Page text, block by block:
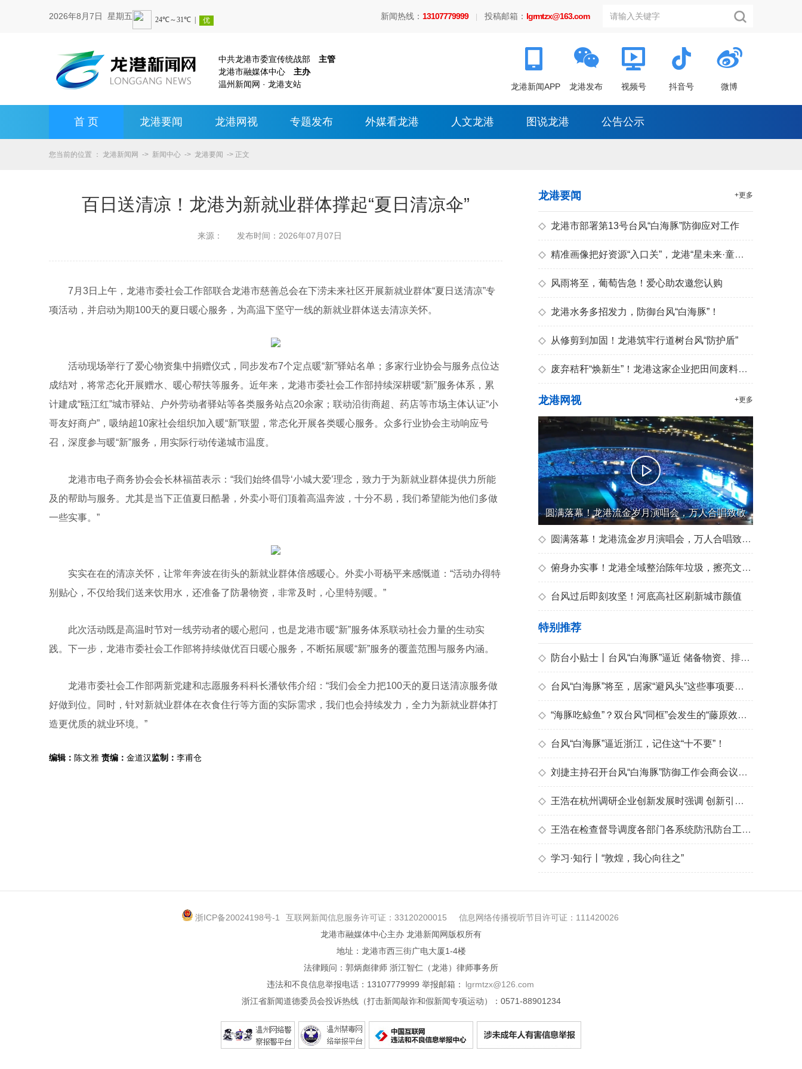
2026年8月7日 星期五 新闻热线： 13107779999 投稿邮箱： lgrmtzx@163.com
中共龙港市委宣传统战部 主管
龙港市融媒体中心 主办
温州新闻网 · 龙港支站
龙港新闻APP 龙港发布 视频号 抖音号 微博
首 页 龙港要闻 龙港网视 专题发布 外媒看龙港 人文龙港 图说龙港 公告公示
您当前的位置 ： 龙港新闻网 -> 新闻中心 -> 龙港要闻 -> 正文
百日送清凉！龙港为新就业群体撑起“夏日清凉伞”
来源： 发布时间： 2026年07月07日
7月3日上午，龙港市委社会工作部联合龙港市慈善总会在下涝未来社区开展新就业群体“夏日送清凉”专
项活动，并启动为期100天的夏日暖心服务，为高温下坚守一线的新就业群体送去清凉关怀。
活动现场举行了爱心物资集中捐赠仪式，同步发布7个定点暖“新”驿站名单；多家行业协会与服务点位达
成结对，将常态化开展赠水、暖心帮扶等服务。近年来，龙港市委社会工作部持续深耕暖“新”服务体系，累
计建成“瓯江红”城市驿站、户外劳动者驿站等各类服务站点20余家；联动沿街商超、药店等市场主体认证“小
哥友好商户”，吸纳超10家社会组织加入暖“新”联盟，常态化开展各类暖心服务。众多行业协会主动响应号
召，深度参与暖“新”服务，用实际行动传递城市温度。
龙港市电子商务协会会长林福苗表示：“我们始终倡导‘小城大爱’理念，致力于为新就业群体提供力所能
及的帮助与服务。尤其是当下正值夏日酷暑，外卖小哥们顶着高温奔波，十分不易，我们希望能为他们多做
一些实事。”
实实在在的清凉关怀，让常年奔波在街头的新就业群体倍感暖心。外卖小哥杨平来感慨道：“活动办得特
别贴心，不仅给我们送来饮用水，还准备了防暑物资，非常及时，心里特别暖。”
此次活动既是高温时节对一线劳动者的暖心慰问，也是龙港市暖“新”服务体系联动社会力量的生动实
践。下一步，龙港市委社会工作部将持续做优百日暖心服务，不断拓展暖“新”服务的覆盖范围与服务内涵。
龙港市委社会工作部两新党建和志愿服务科科长潘钦伟介绍：“我们会全力把100天的夏日送清凉服务做
好做到位。同时，针对新就业群体在衣食住行等方面的实际需求，我们也会持续发力，全力为新就业群体打
造更优质的就业环境。”
编辑： 陈文雅 责编： 金道汉监制： 李甫仓
+更多
龙港要闻
◇ 龙港市部署第13号台风“白海豚”防御应对工作
◇ 精准画像把好资源“入口关”，龙港“星未来·童心筑梦”暑期托管创作营点亮儿童素养之光
◇ 风雨将至，葡萄告急！爱心助农邀您认购
◇ 龙港水务多招发力，防御台风“白海豚”！
◇ 从修剪到加固！龙港筑牢行道树台风“防护盾”
◇ 废弃秸秆“焕新生”！龙港这家企业把田间废料变成优质有机肥
+更多
龙港网视
圆满落幕！龙港流金岁月演唱会，万人合唱致敬
青春
◇ 圆满落幕！龙港流金岁月演唱会，万人合唱致敬青春
◇ 俯身办实事！龙港全域整治陈年垃圾，擦亮文明底色
◇ 台风过后即刻攻坚！河底高社区刷新城市颜值
特别推荐
◇ 防台小贴士丨台风“白海豚”逼近 储备物资、排查隐患很关键
◇ 台风“白海豚”将至，居家“避风头”这些事项要注意
◇ “海豚吃鲸鱼”？双台风“同框”会发生的“藤原效应”来了解一下
◇ 台风“白海豚”逼近浙江，记住这“十不要”！
◇ 刘捷主持召开台风“白海豚”防御工作会商会议强调 坚决打赢防御台风“白海豚”攻坚仗
◇ 王浩在杭州调研企业创新发展时强调 创新引领 激发活力 加快实现高质量发展
◇ 王浩在检查督导调度各部门各系统防汛防台工作时强调 高度警觉 主动作为 落实落细防御台风“白海豚”各项工作
◇ 学习·知行丨“敦煌，我心向往之”
浙ICP备20024198号-1 互联网新闻信息服务许可证：33120200015
信息网络传播视听节目许可证：111420026
龙港市融媒体中心主办 龙港新闻网版权所有
地址：龙港市西三街广电大厦1-4楼
法律顾问：郭炳彪律师 浙江智仁（龙港）律师事务所
违法和不良信息举报电话：13107779999 举报邮箱：
lgrmtzx@126.com
浙江省新闻道德委员会投诉热线（打击新闻敲诈和假新闻专项运动）：0571-88901234